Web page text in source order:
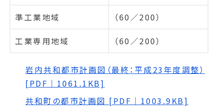
準工業地域 （60／200）
工業専用地域 （60／200）
岩内共和都市計画図（最終：平成23年度調整）
[PDF｜1061.1KB]
共和町の都市計画図 [PDF｜1003.9KB]